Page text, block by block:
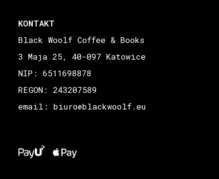
KONTAKT
Black Woolf Coffee & Books
3 Maja 25, 40-097 Katowice
NIP: 6511698878
REGON: 243207589
email: biuro@blackwoolf.eu